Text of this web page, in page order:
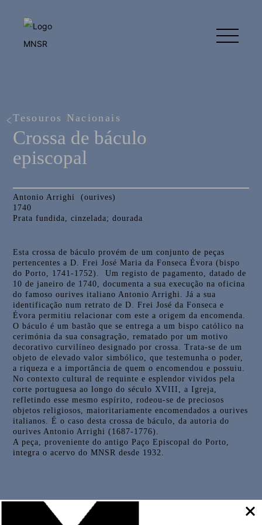
Tesouros Nacionais
Crossa de báculo
episcopal
Antonio Arrighi (ourives)
1740
Prata fundida, cinzelada; dourada
Esta crossa de báculo provém de um conjunto de peças
pertencentes a D. Frei José Maria da Fonseca Évora (bispo
do Porto, 1741-1752). Um registo de pagamento, datado de
10 de janeiro de 1740, documenta a sua execução na oficina
do famoso ourives italiano Antonio Arrighi. Já a sua
identificação num retrato de D. Frei José da Fonseca e
Évora permitiu relacionar com este a origem da encomenda.
O báculo é um bastão que se entrega a um bispo católico na
cerimónia da sua consagração, rematado por um motivo
decorativo curvilíneo designado por crossa. Trata-se de um
objeto de elevado valor simbólico, que testemunha o poder,
a riqueza e a importância de quem o encomendou e possuiu.
No contexto cultural de requinte e esplendor vividos pela
corte portuguesa ao longo do século XVIII, a Igreja,
refletindo esse mesmo espírito, rodeou-se de preciosos
objetos religiosos, maioritariamente encomendados a ourives
italianos. É o caso desta crossa de báculo, da autoria do
ourives Antonio Arrighi (1687-1776).
A peça, proveniente do antigo Paço Episcopal do Porto,
integra o acervo do MNSR desde 1932.